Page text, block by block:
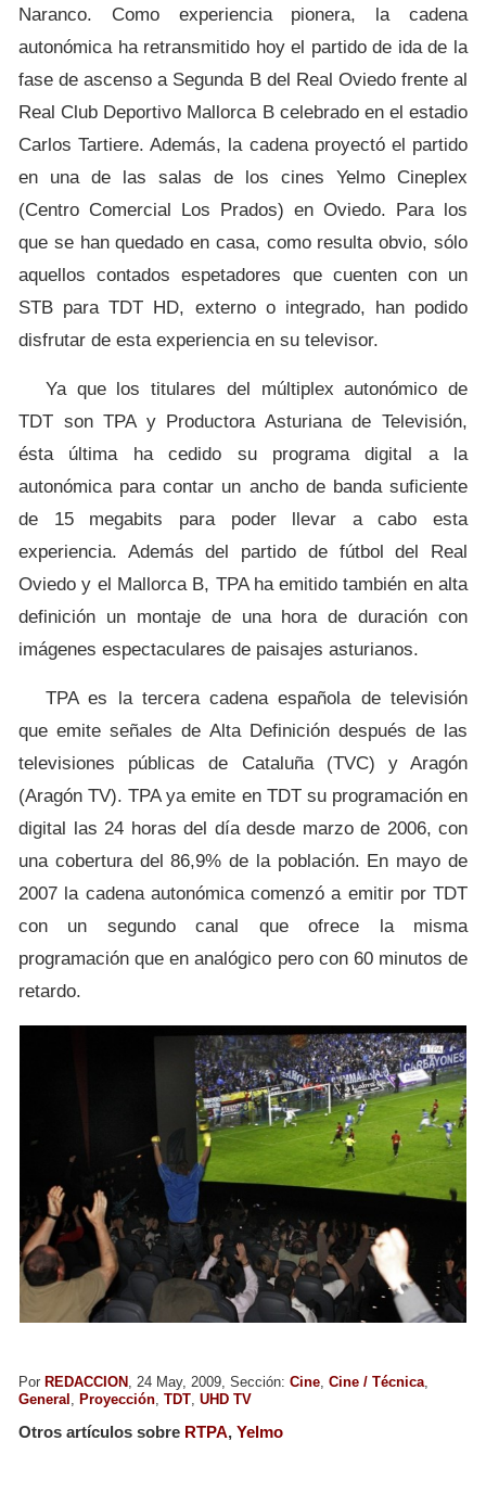
Naranco. Como experiencia pionera, la cadena
autonómica ha retransmitido hoy el partido de ida de la
fase de ascenso a Segunda B del Real Oviedo frente al
Real Club Deportivo Mallorca B celebrado en el estadio
Carlos Tartiere. Además, la cadena proyectó el partido
en una de las salas de los cines Yelmo Cineplex
(Centro Comercial Los Prados) en Oviedo. Para los
que se han quedado en casa, como resulta obvio, sólo
aquellos contados espetadores que cuenten con un
STB para TDT HD, externo o integrado, han podido
disfrutar de esta experiencia en su televisor.
Ya que los titulares del múltiplex autonómico de
TDT son TPA y Productora Asturiana de Televisión,
ésta última ha cedido su programa digital a la
autonómica para contar un ancho de banda suficiente
de 15 megabits para poder llevar a cabo esta
experiencia. Además del partido de fútbol del Real
Oviedo y el Mallorca B, TPA ha emitido también en alta
definición un montaje de una hora de duración con
imágenes espectaculares de paisajes asturianos.
TPA es la tercera cadena española de televisión
que emite señales de Alta Definición después de las
televisiones públicas de Cataluña (TVC) y Aragón
(Aragón TV). TPA ya emite en TDT su programación en
digital las 24 horas del día desde marzo de 2006, con
una cobertura del 86,9% de la población. En mayo de
2007 la cadena autonómica comenzó a emitir por TDT
con un segundo canal que ofrece la misma
programación que en analógico pero con 60 minutos de
retardo.
Por REDACCION , 24 May, 2009, Sección: Cine, Cine / Técnica,
General , Proyección, TDT, UHD TV
Otros artículos sobre RTPA, Yelmo